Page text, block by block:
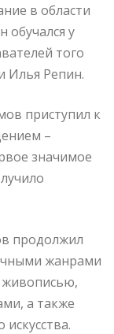
в области
обучался у
того
Илья Репин.
приступил к
–
значимое
продолжил
жанрами
живописью,
а также